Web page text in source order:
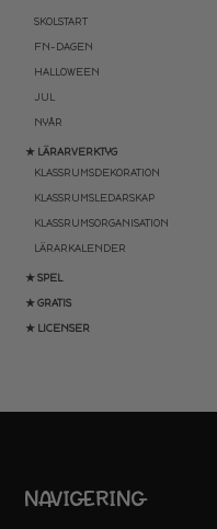
SKOLSTART
FN-DAGEN
HALLOWEEN
JUL
NYÅR
★ LÄRARVERKTYG
KLASSRUMSDEKORATION
KLASSRUMSLEDARSKAP
KLASSRUMSORGANISATION
LÄRARKALENDER
★ SPEL
★ GRATIS
★ LICENSER
NAVIGERING